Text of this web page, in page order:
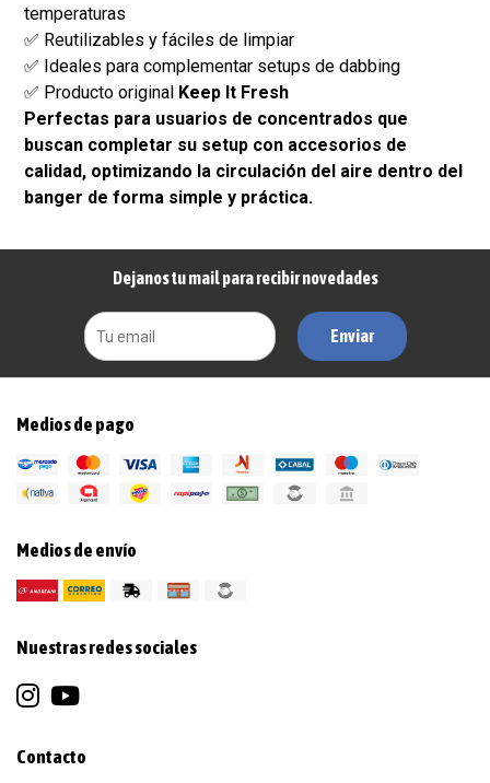
temperaturas
✅ Reutilizables y fáciles de limpiar
✅ Ideales para complementar setups de dabbing
✅ Producto original Keep It Fresh
Perfectas para usuarios de concentrados que
buscan completar su setup con accesorios de
calidad, optimizando la circulación del aire dentro del
banger de forma simple y práctica.
Dejanos tu mail para recibir novedades
Enviar
Medios de pago
Medios de envío
Nuestras redes sociales
Contacto